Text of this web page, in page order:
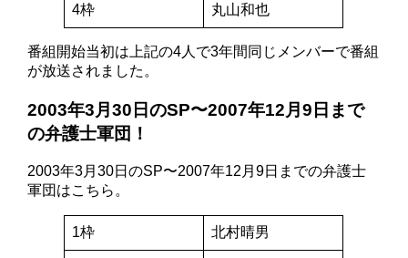
4枠 丸山和也
番組開始当初は上記の4人で3年間同じメンバーで番組
が放送されました。
2003年3月30日のSP〜2007年12月9日まで
の弁護士軍団！
2003年3月30日のSP〜2007年12月9日までの弁護士
軍団はこちら。
1枠 北村晴男